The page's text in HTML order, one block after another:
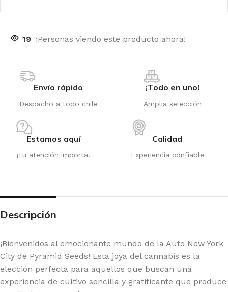
19 ¡Personas viendo este producto ahora!
Envío rápido
Despacho a todo chile
¡Todo en uno!
Amplia selección
Estamos aquí
¡Tu atención importa!
Calidad
Experiencia confiable
Descripción
¡Bienvenidos al emocionante mundo de la Auto New York
City de Pyramid Seeds! Esta joya del cannabis es la
elección perfecta para aquellos que buscan una
experiencia de cultivo sencilla y gratificante que produce